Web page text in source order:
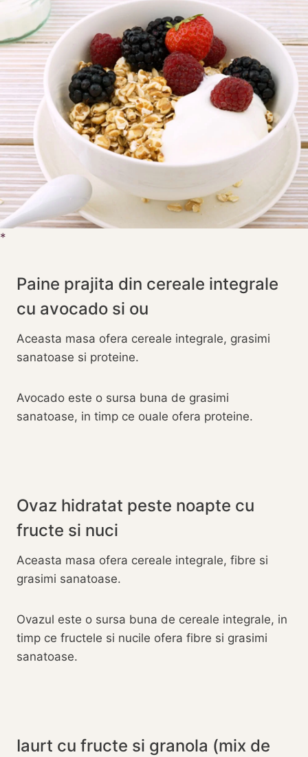
Paine prajita din cereale integrale
cu avocado si ou
Aceasta masa ofera cereale integrale, grasimi
sanatoase si proteine.
Avocado este o sursa buna de grasimi
sanatoase, in timp ce ouale ofera proteine.
Ovaz hidratat peste noapte cu
fructe si nuci
Aceasta masa ofera cereale integrale, fibre si
grasimi sanatoase.
Ovazul este o sursa buna de cereale integrale, in
timp ce fructele si nucile ofera fibre si grasimi
sanatoase.
Iaurt cu fructe si granola (mix de